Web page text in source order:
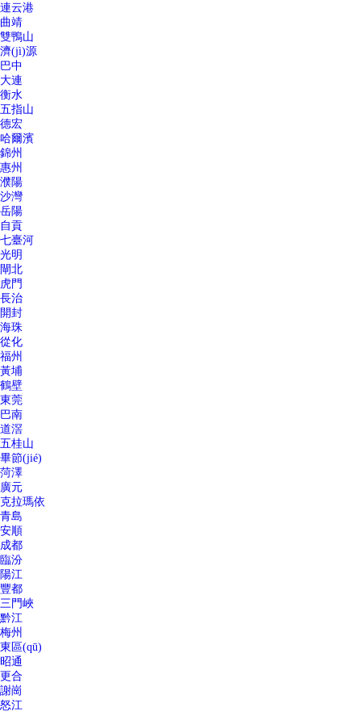
連云港
曲靖
雙鴨山
濟(jì)源
巴中
大連
衡水
五指山
德宏
哈爾濱
錦州
惠州
濮陽
沙灣
岳陽
自貢
七臺河
光明
閘北
虎門
長治
開封
海珠
從化
福州
黃埔
鶴壁
東莞
巴南
道滘
五桂山
畢節(jié)
菏澤
廣元
克拉瑪依
青島
安順
成都
臨汾
陽江
豐都
三門峽
黔江
梅州
東區(qū)
昭通
更合
謝崗
怒江